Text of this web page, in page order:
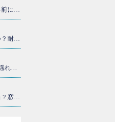
夏の旅行・帰省で家を空ける前に｜窓まわりの防犯対策と防犯フィルムを大分の施工店が解説
窓ガラスフィルムは何年もつ？耐用年数・貼り替え時期・劣化サインを大分の施工店が解説
熊本で震度7、大分でも強い揺れ｜地震後に確認したい窓ガラスと飛散防止フィルム
室内でも日焼けするって本当？窓からの紫外線対策とUVカットフィルムの選び方を大分の施工店が解説